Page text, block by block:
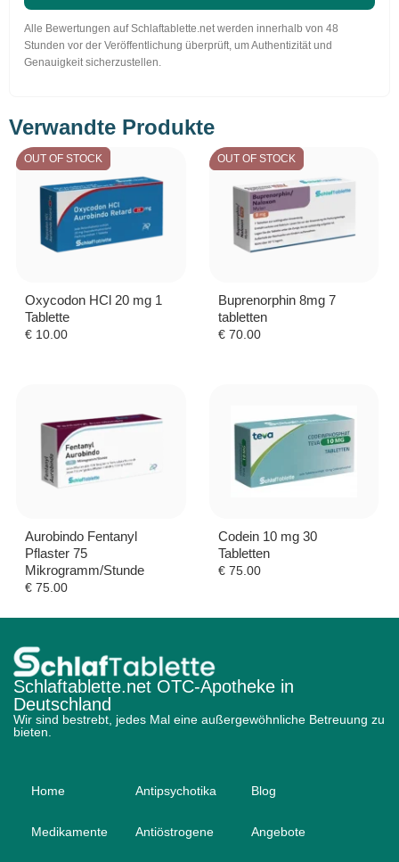
Alle Bewertungen auf Schlaftablette.net werden innerhalb von 48
Stunden vor der Veröffentlichung überprüft, um Authentizität und
Genauigkeit sicherzustellen.
Verwandte Produkte
OUT OF STOCK
Oxycodon HCl 20 mg 1
Tablette
€ 10.00
OUT OF STOCK
Buprenorphin 8mg 7
tabletten
€70.00
Aurobindo Fentanyl
Pflaster 75
Mikrogramm/Stunde
€ 75.00
Codein 10 mg 30
Tabletten
€75.00
Schlaftablette.net OTC-Apotheke in
Deutschland
Wir sind bestrebt, jedes Mal eine außergewöhnliche Betreuung zu
bieten.
Home
Medikamente
Antipsychotika
Antiöstrogene
Blog
Angebote